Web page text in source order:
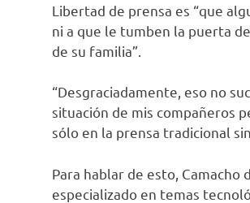
Libertad de prensa es “que
ni a que le tumben la puerta
de su familia”.
“Desgraciadamente, eso no
situación de mis compañeros
sólo en la prensa tradicional
Para hablar de esto,
especializado en temas